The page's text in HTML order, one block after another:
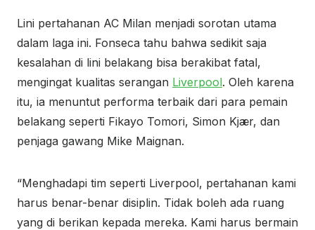
Lini pertahanan AC Milan menjadi sorotan utama
dalam laga ini. Fonseca tahu bahwa sedikit saja
kesalahan di lini belakang bisa berakibat fatal,
mengingat kualitas serangan Liverpool. Oleh karena
itu, ia menuntut performa terbaik dari para pemain
belakang seperti Fikayo Tomori, Simon Kjær, dan
penjaga gawang Mike Maignan.
“Menghadapi tim seperti Liverpool, pertahanan kami
harus benar-benar disiplin. Tidak boleh ada ruang
yang di berikan kepada mereka. Kami harus bermain